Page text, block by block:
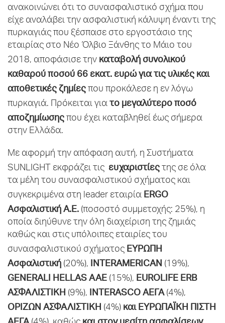
ανακοινώνει ότι το συνασφαλιστικό σχήμα που
είχε αναλάβει την ασφαλιστική κάλυψη έναντι της
πυρκαγιάς που ξέσπασε στο εργοστάσιο της
εταιρίας στο Νέο Όλβιο Ξάνθης το Μάιο του
2018, αποφάσισε την καταβολή συνολικού
καθαρού ποσού 66 εκατ. ευρώ για τις υλικές και
αποθετικές ζημίες που προκάλεσε η εν λόγω
πυρκαγιά. Πρόκειται για το μεγαλύτερο ποσό
αποζημίωσης που έχει καταβληθεί έως σήμερα
στην Ελλάδα.
Με αφορμή την απόφαση αυτή, η Συστήματα
SUNLIGHT εκφράζει τις ευχαριστίες της σε όλα
τα μέλη του συνασφαλιστικού σχήματος και
συγκεκριμένα στη leader εταιρία ERGO
Ασφαλιστική Α.Ε. (ποσοστό συμμετοχής: 25%), η
οποία διηύθυνε την όλη διαχείριση της ζημιάς
καθώς και στις υπόλοιπες εταιρίες του
συνασφαλιστικού σχήματος ΕΥΡΩΠΗ
Ασφαλιστική (20%), INTERAMERICAN (19%),
GENERALI HELLAS AAE (15%), EUROLIFE ERB
ΑΣΦΑΛΙΣΤΙΚΗ (9%), INTERASCO ΑΕΓΑ (4%),
OΡΙΖΩΝ ΑΣΦΑΛΙΣΤΙΚΗ (4%) και ΕΥΡΩΠΑΪΚΗ ΠΙΣΤΗ